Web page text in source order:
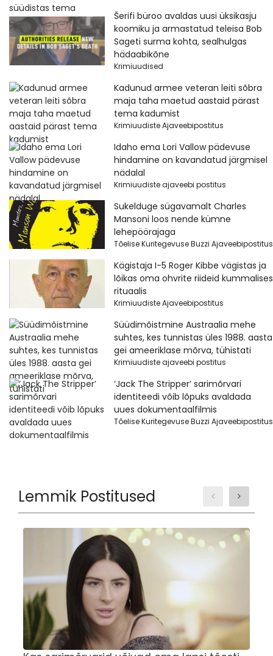
Šerifi büroo avaldas uusi üksikasju
koomiku ja armastatud teleisa Bob
Sageti surma kohta, sealhulgas
hädaabikõne
Krimiuudised
Kadunud armee veteran leiti sõbra
maja taha maetud aastaid pärast
tema kadumist
Krimiuudiste Ajaveebipostitus
Idaho ema Lori Vallow pädevuse
hindamine on kavandatud järgmisel
nädalal
Krimiuudiste ajaveebi postitus
Sukelduge sügavamalt Charles
Mansoni loos nende kümne
lehepöörajaga
Tõelise Kuritegevuse Buzzi Ajaveebipostitus
Kägistaja I-5 Roger Kibbe vägistas ja
lõikas oma ohvrite riideid kummalises
rituaalis
Krimiuudiste Ajaveebipostitus
Süüdimõistmine Austraalia mehe
suhtes, kes tunnistas üles 1988. aasta
gei ameeriklase mõrva, tühistati
Krimiuudiste ajaveebi postitus
‘Jack The Stripper’ sarimõrvari
identiteedi võib lõpuks avaldada
uues dokumentaalfilmis
Tõelise Kuritegevuse Buzzi Ajaveebipostitus
Lemmik Postitused